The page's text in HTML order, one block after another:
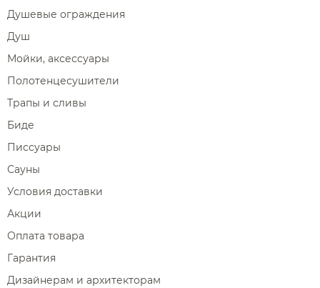
Душевые ограждения
Душ
Мойки, аксессуары
Полотенцесушители
Трапы и сливы
Биде
Писсуары
Сауны
Условия доставки
Акции
Оплата товара
Гарантия
Дизайнерам и архитекторам